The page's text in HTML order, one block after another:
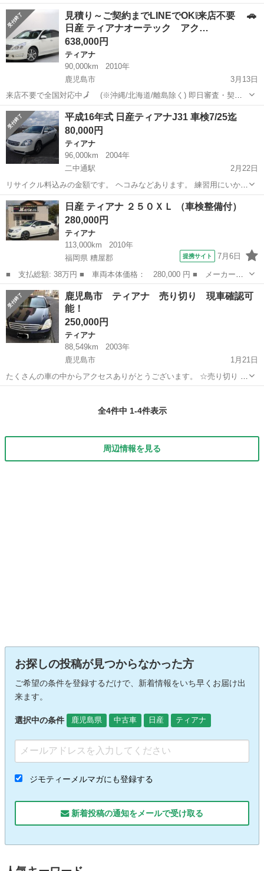
carno=046121 来店不要で全国対応中🗾(※沖縄/北海道/離島除く) 携帯
さえあれば即日審査・契約もできちゃう✨...
鹿児島 鹿屋市 ティアナ 日産ティアナ
見積り～ご契約までLINEでOK❕来店不要 🚗
日産 ティアナオーテック アク…
638,000円
ティアナ
90,000km
2010年
鹿児島市
3月13日
来店不要で全国対応中🗾 (※沖縄/北海道/離島除く) 即日審査・契約
もできちゃう✨ お車の詳細こちらから↓仮審査もOK👌
https://www.otoron.jp/lists/detail?carno=035...
鹿児島 鹿児島市 ティアナ オトロン
平成16年式 日産ティアナJ31 車検7/25迄
80,000円
ティアナ
96,000km
2004年
二中通駅
2月22日
リサイクル料込みの金額です。 ヘコみなどあります。 練習用にいかが
ですか(^^) 名義変更、すぐに出来る方でお願いします。 名義変更後の
お渡しになります。 手続き方法などわからない事があればご連絡下さ
い。
鹿児島 鹿児島市 二中通駅
日産 ティアナ ２５０ＸＬ （車検整備付）
280,000円
ティアナ
113,000km
2010年
福岡県 糟屋郡
提携サイト 7月6日
■ 支払総額: 38万円 ■ 車両本体価格： 280,000 円 ■ メーカー
名： 日産 ■ 車種名： ティアナ ■ グレード名： ２５０ＸＬ
■ 排気量： 2500cc ■ ドア枚数： 4D ■ ミッション： CVT ■...
福岡 糟屋郡 ティアナ
鹿児島市 ティアナ 売り切り 現車確認可
能！
250,000円
ティアナ
88,549km
2003年
鹿児島市
1月21日
たくさんの車の中からアクセスありがとうございます。 ☆売り切り ［
商品説明 ］ 車種 ティアナ 年式 平成１５年５月！ 車検 ３０年４月！
全4件中 1-4件表示
周辺情報を見る
お探しの投稿が見つからなかった方
ご希望の条件を登録するだけで、新着情報をいち早くお届け出
来ます。
選択中の条件 鹿児島県 中古車 日産 ティアナ
ジモティーメルマガにも登録する
新着投稿の通知をメールで受け取る